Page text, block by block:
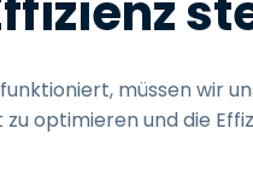
müssen wir
optimieren und die